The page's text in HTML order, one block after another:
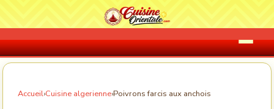
Accueil›Cuisine algerienne›Poivrons farcis aux anchois